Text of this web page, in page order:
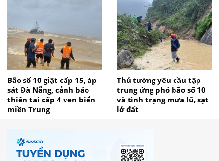
Bão số 10 giật cấp 15, áp
sát Đà Nẵng, cảnh báo
thiên tai cấp 4 ven biển
miền Trung
Thủ tướng yêu cầu tập
trung ứng phó bão số 10
và tình trạng mưa lũ, sạt
lở đất